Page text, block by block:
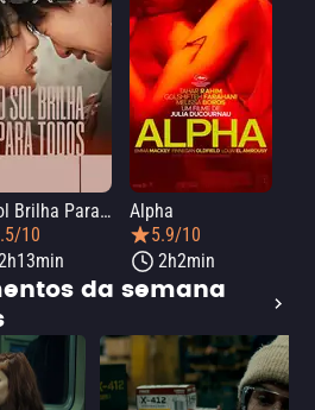
O Sol Brilha Para Todos
10
Alpha
5.9/10
2h2min
da semana